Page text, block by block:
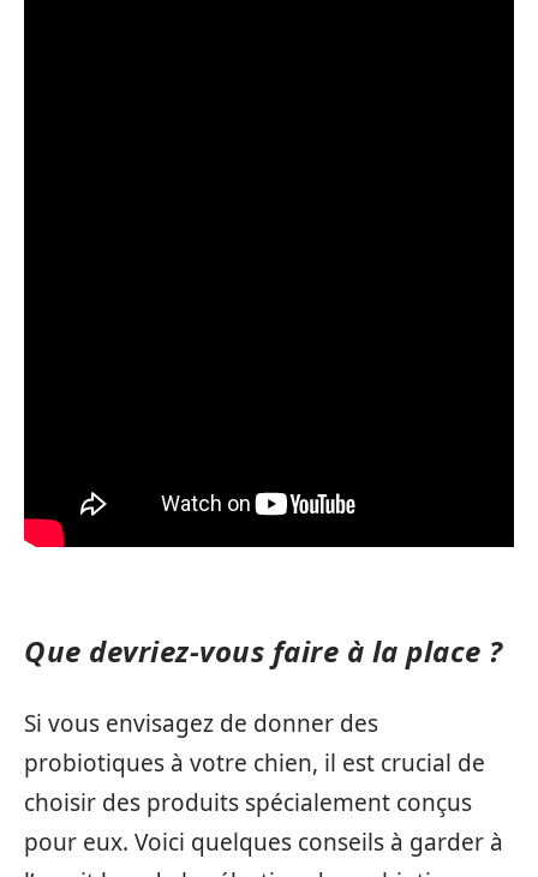
Que devriez-vous faire à la place ?
Si vous envisagez de donner des
probiotiques à votre chien, il est crucial de
choisir des produits spécialement conçus
pour eux. Voici quelques conseils à garder à